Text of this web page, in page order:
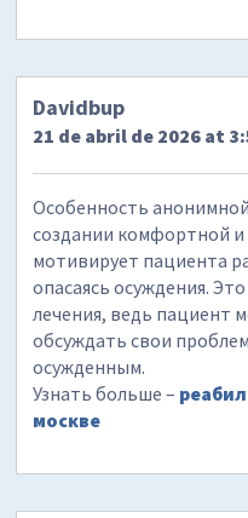
Davidbup
21 de abril de 2026 at
Особенность
создании комфортной и
мотивирует пациента
опасаясь осуждения.
лечения, ведь пациент
обсуждать свои
осужденным.
Узнать больше –
москве